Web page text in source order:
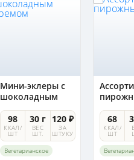
Мини-эклеры с
шоколадным
кремом
98
ККАЛ/
ШТ
30 г
ВЕС
ШТ.
120 ₽
ЗА
ШТУКУ
Вегетарианское
68
ККАЛ/
ШТ